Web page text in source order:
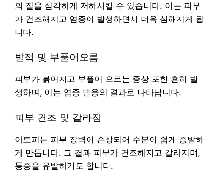
의 질을 심각하게 저하시킬 수 있습니다. 이는 피부
가 건조해지고 염증이 발생하면서 더욱 심해지게 됩
니다.
발적 및 부풀어오름
피부가 붉어지고 부풀어 오르는 증상 또한 흔히 발
생하며, 이는 염증 반응의 결과로 나타납니다.
피부 건조 및 갈라짐
아토피는 피부 장벽이 손상되어 수분이 쉽게 증발하
게 만듭니다. 그 결과 피부가 건조해지고 갈라지며,
통증을 유발하기도 합니다.